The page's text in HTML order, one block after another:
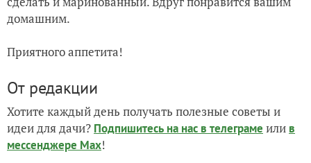
домашним.
Приятного аппетита!
От редакции
Хотите каждый день получать полезные советы и
идеи для дачи? Подпишитесь на нас в телеграме или в
мессенджере Max!